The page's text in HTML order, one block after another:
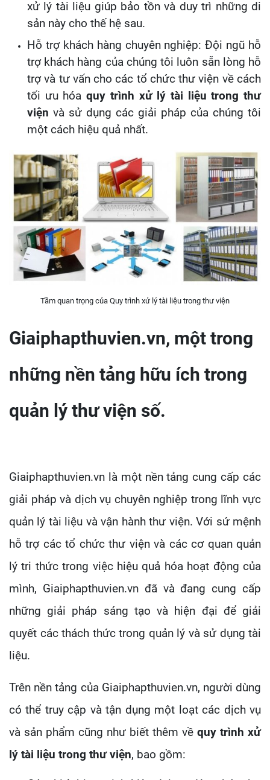
xử lý tài liệu giúp bảo tồn và duy trì những di
sản này cho thế hệ sau.
Hỗ trợ khách hàng chuyên nghiệp: Đội ngũ hỗ
trợ khách hàng của chúng tôi luôn sẵn lòng hỗ
trợ và tư vấn cho các tổ chức thư viện về cách
tối ưu hóaquy trình xử lý tài liệu trong thư
viện và sử dụng các giải pháp của chúng tôi
một cách hiệu quả nhất.
Tầm quan trọng của Quy trình xử lý tài liệu trong thư viện
Giaiphapthuvien.vn, một trong
những nền tảng hữu ích trong
quản lý thư viện số.
Giaiphapthuvien.vn là một nền tảng cung cấp các
giải pháp và dịch vụ chuyên nghiệp trong lĩnh vực
quản lý tài liệu và vận hành thư viện. Với sứ mệnh
hỗ trợ các tổ chức thư viện và các cơ quan quản
lý tri thức trong việc hiệu quả hóa hoạt động của
mình, Giaiphapthuvien.vn đã và đang cung cấp
những giải pháp sáng tạo và hiện đại để giải
quyết các thách thức trong quản lý và sử dụng tài
liệu.
Trên nền tảng của Giaiphapthuvien.vn, người dùng
có thể truy cập và tận dụng một loạt các dịch vụ
và sản phẩm cũng như biết thêm về quy trình xử
lý tài liệu trong thư viện, bao gồm: